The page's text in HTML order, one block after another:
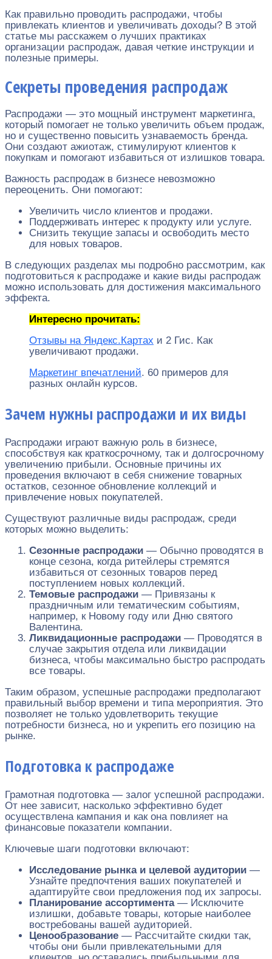
Как правильно проводить распродажи, чтобы
привлекать клиентов и увеличивать доходы? В этой
статье мы расскажем о лучших практиках
организации распродаж, давая четкие инструкции и
полезные примеры.
Секреты проведения распродаж
Распродажи — это мощный инструмент маркетинга,
который помогает не только увеличить объем продаж,
но и существенно повысить узнаваемость бренда.
Они создают ажиотаж, стимулируют клиентов к
покупкам и помогают избавиться от излишков товара.
Важность распродаж в бизнесе невозможно
переоценить. Они помогают:
Увеличить число клиентов и продажи.
Поддерживать интерес к продукту или услуге.
Снизить текущие запасы и освободить место
для новых товаров.
В следующих разделах мы подробно рассмотрим, как
подготовиться к распродаже и какие виды распродаж
можно использовать для достижения максимального
эффекта.
Интересно прочитать:
Отзывы на Яндекс.Картах и 2 Гис. Как
увеличивают продажи.
Маркетинг впечатлений. 60 примеров для
разных онлайн курсов.
Зачем нужны распродажи и их виды
Распродажи играют важную роль в бизнесе,
способствуя как краткосрочному, так и долгосрочному
увеличению прибыли. Основные причины их
проведения включают в себя снижение товарных
остатков, сезонное обновление коллекций и
привлечение новых покупателей.
Существуют различные виды распродаж, среди
которых можно выделить:
Сезонные распродажи — Обычно проводятся в
конце сезона, когда ритейлеры стремятся
избавиться от сезонных товаров перед
поступлением новых коллекций.
Темовые распродажи — Привязаны к
праздничным или тематическим событиям,
например, к Новому году или Дню святого
Валентина.
Ликвидационные распродажи — Проводятся в
случае закрытия отдела или ликвидации
бизнеса, чтобы максимально быстро распродать
все товары.
Таким образом, успешные распродажи предполагают
правильный выбор времени и типа мероприятия. Это
позволяет не только удовлетворить текущие
потребности бизнеса, но и укрепить его позицию на
рынке.
Подготовка к распродаже
Грамотная подготовка — залог успешной распродажи.
От нее зависит, насколько эффективно будет
осуществлена кампания и как она повлияет на
финансовые показатели компании.
Ключевые шаги подготовки включают:
Исследование рынка и целевой аудитории —
Узнайте предпочтения ваших покупателей и
адаптируйте свои предложения под их запросы.
Планирование ассортимента— Исключите
излишки, добавьте товары, которые наиболее
востребованы вашей аудиторией.
Ценообразование — Рассчитайте скидки так,
чтобы они были привлекательными для